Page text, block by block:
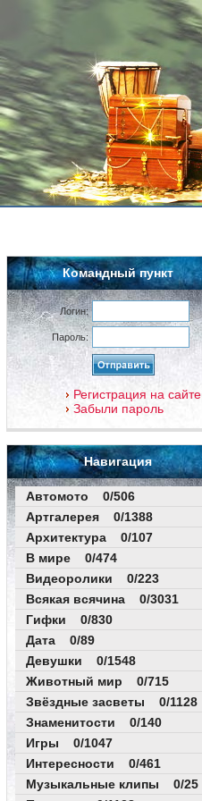
Командный пункт
Логин:
Пароль:
Регистрация на сайте
Забыли пароль
Навигация
Автомото 0/506
Артгалерея 0/1388
Архитектура 0/107
В мире 0/474
Видеоролики 0/223
Всякая всячина 0/3031
Гифки 0/830
Дата 0/89
Девушки 0/1548
Животный мир 0/715
Звёздные засветы 0/1128
Знаменитости 0/140
Игры 0/1047
Интересности 0/461
Музыкальные клипы 0/25